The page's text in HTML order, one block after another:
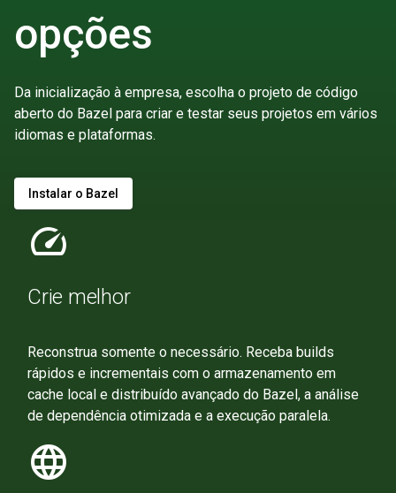
opções
Da inicialização à empresa, escolha o projeto de código
aberto do Bazel para criar e testar seus projetos em vários
idiomas e plataformas.
Instalar o Bazel
speed
Crie melhor
Reconstrua somente o necessário. Receba builds
rápidos e incrementais com o armazenamento em
cache local e distribuído avançado do Bazel, a análise
de dependência otimizada e a execução paralela.
language